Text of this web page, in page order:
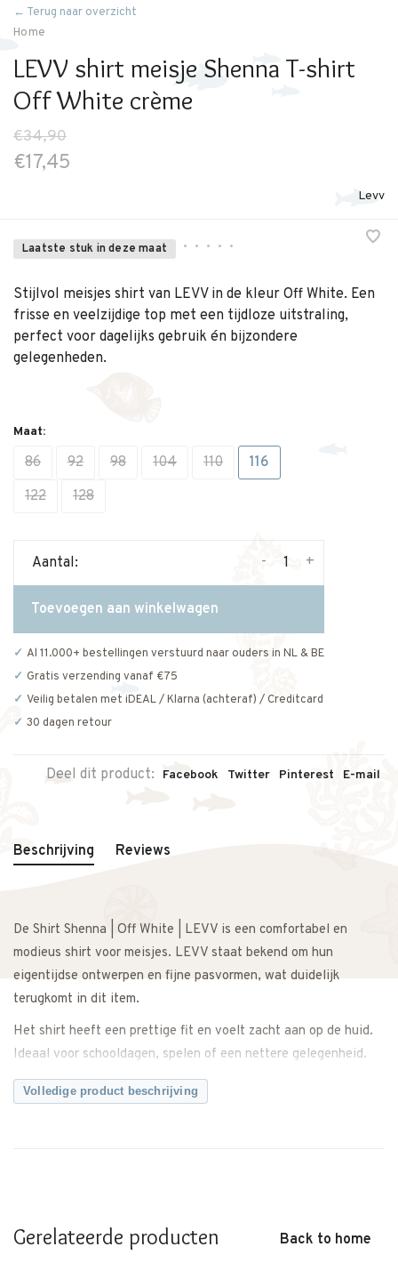
← Terug naar overzicht
Home
LEVV shirt meisje Shenna T-shirt
Off White crème
€34,90
€17,45
Levv
Laatste stuk in deze maat • • • • •
Stijlvol meisjes shirt van LEVV in de kleur Off White. Een
frisse en veelzijdige top met een tijdloze uitstraling,
perfect voor dagelijks gebruik én bijzondere
gelegenheden.
Maat:
86 92 98 104 110
116
122
128
Aantal: +
-
Toevoegen aan winkelwagen
Al 11.000+ bestellingen verstuurd naar ouders in NL & BE
Gratis verzending vanaf €75
Veilig betalen met iDEAL / Klarna (achteraf) / Creditcard
30 dagen retour
Deel dit product: Facebook Twitter Pinterest E-mail
Beschrijving Reviews
De Shirt Shenna | Off White | LEVV is een comfortabel en
modieus shirt voor meisjes. LEVV staat bekend om hun
eigentijdse ontwerpen en fijne pasvormen, wat duidelijk
terugkomt in dit item.
Het shirt heeft een prettige fit en voelt zacht aan op de huid.
Ideaal voor schooldagen, spelen of een nettere gelegenheid.
Dankzij de soepele stof biedt het voldoende bewegingsvrijheid
en blijft het comfortabel zitten gedurende de dag.
Een veelzijdig item dat zowel casual als feestelijk gedragen
Volledige product beschrijving
Gerelateerde producten Back to home